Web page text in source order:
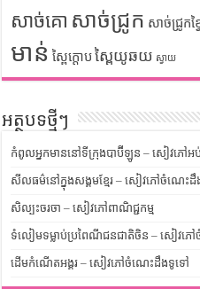
សាច់គោ សាច់ជ្រូក សាច់ជ្រូកខ្វ
មាន់ ស្ពៃក្តោប ស្ពៃយូឆយ ស្វាយ
អត្ថបទថ្មីៗ
កំពូលអ្នកមាននៅទីក្រុងបាប៊ីឡូន – សៀវភៅអ
សីលធម៌នៅក្នុងសង្គមខ្មែរ – សៀវភៅចំណេះ
សិល្បះចរចា – សៀវភៅពាណិជ្ជកម្ម
ទំលៀមទម្លាប់ប្រពៃណីជនជាតិចិន – សៀវភ
ដើមកំណើតអង្គរ – សៀវភៅចំណេះដឹងទូទៅ